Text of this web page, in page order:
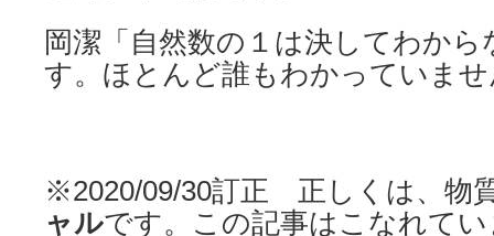
岡潔「自然数の１は決してわか
す。ほとんど誰もわかっていま
※2020/09/30訂正 正しくは、物
ャルです。この記事はこなれて